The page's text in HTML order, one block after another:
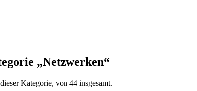
„Netzwerken“
Kategorie, von 44 insgesamt.